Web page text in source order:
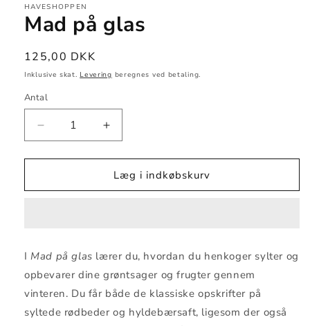
HAVESHOPPEN
Mad på glas
Normalpris
125,00 DKK
Inklusive skat. Levering beregnes ved betaling.
Antal
Reducer
antallet
for
på
Øg
antallet
for
Mad
på
Læg i indkøbskurv
IMad på glas lærer du, hvordan du henkoger sylter og
opbevarer dine grøntsager og frugter gennem
vinteren. Du får både de klassiske opskrifter på
syltede rødbeder og hyldebærsaft, ligesom der også